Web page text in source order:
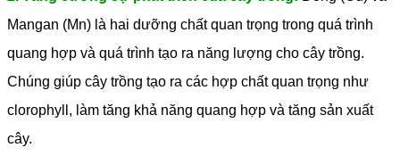
Mangan (Mn) là hai dưỡng chất quan trọng trong quá trình
quang hợp và quá trình tạo ra năng lượng cho cây trồng.
Chúng giúp cây trồng tạo ra các hợp chất quan trọng như
clorophyll, làm tăng khả năng quang hợp và tăng sản xuất
cây.